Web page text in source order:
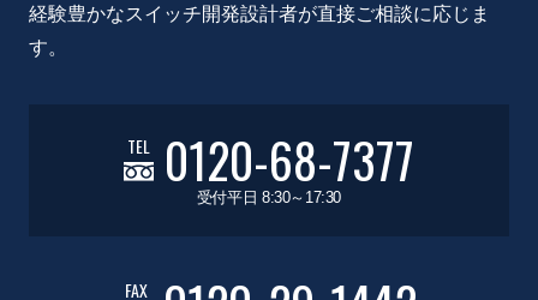
経験豊かなスイッチ開発設計者が直接ご相談に応じま
す。
TEL 0120-68-7377
受付平日 8:30～17:30
FAX